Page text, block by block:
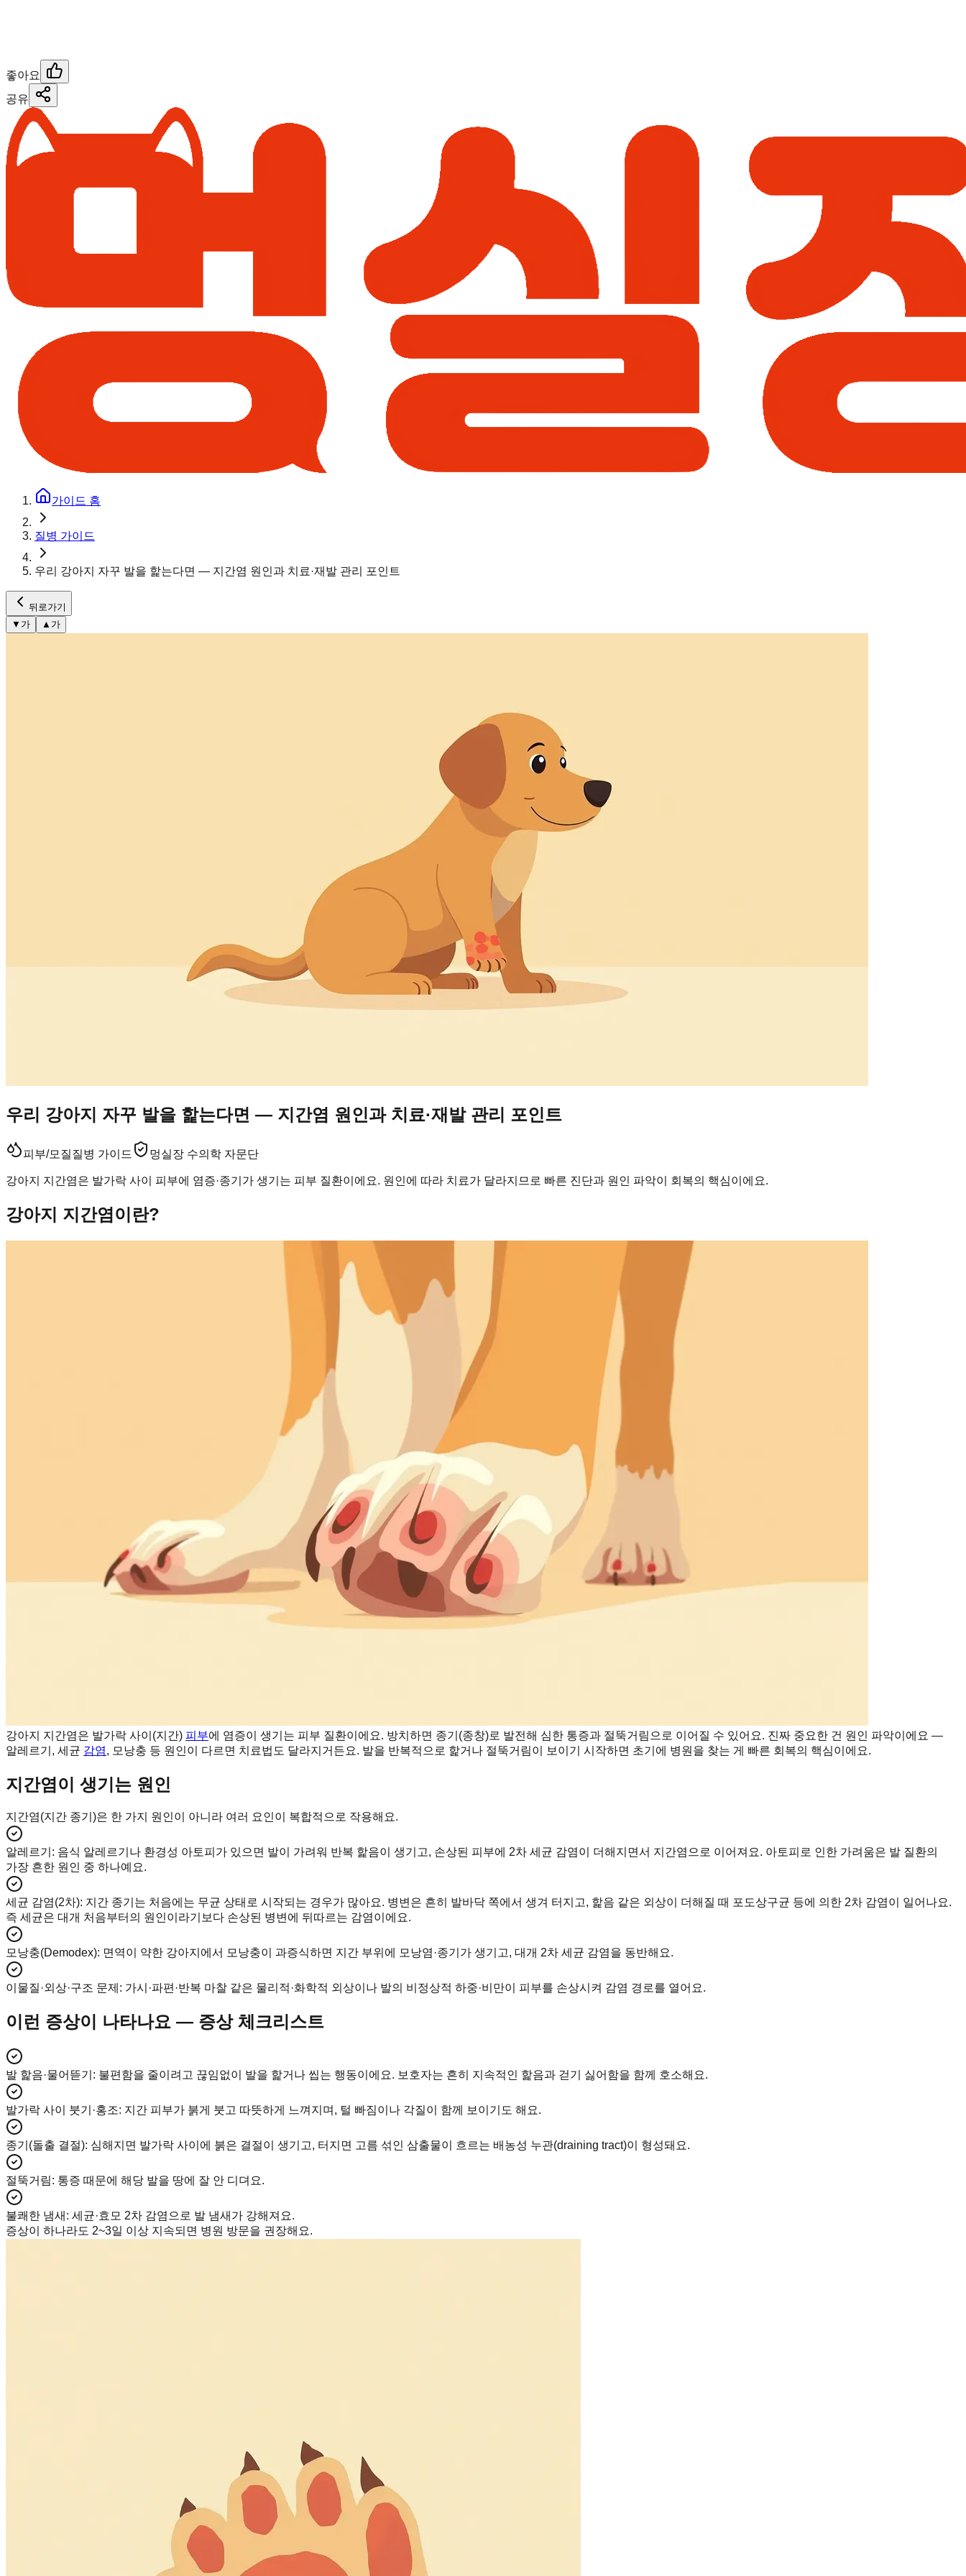
좋아요
공유
가이드 홈
질병 가이드
우리 강아지 자꾸 발을 핥는다면 — 지간염 원인과 치료·재발 관리 포인트
뒤로가기
▼ 가 ▲ 가
우리 강아지 자꾸 발을 핥는다면 — 지간염 원인과 치료·재발 관리 포인트
피부/모질질병 가이드 멍실장 수의학 자문단
강아지 지간염은 발가락 사이 피부에 염증·종기가 생기는 피부 질환이에요. 원인에 따라 치료가 달라지므로 빠른 진단과 원인 파악이 회복의 핵심이에요.
강아지 지간염이란?
강아지 지간염은 발가락 사이(지간) 피부에 염증이 생기는 피부 질환이에요. 방치하면 종기(종창)로 발전해 심한 통증과 절뚝거림으로 이어질 수 있어요. 진짜 중요한 건 원인 파악이에요 —
알레르기, 세균 감염, 모낭충 등 원인이 다르면 치료법도 달라지거든요. 발을 반복적으로 핥거나 절뚝거림이 보이기 시작하면 초기에 병원을 찾는 게 빠른 회복의 핵심이에요.
지간염이 생기는 원인
지간염(지간 종기)은 한 가지 원인이 아니라 여러 요인이 복합적으로 작용해요.
알레르기 : 음식 알레르기나 환경성 아토피가 있으면 발이 가려워 반복 핥음이 생기고, 손상된 피부에 2차 세균 감염이 더해지면서 지간염으로 이어져요. 아토피로 인한 가려움은 발 질환의
가장 흔한 원인 중 하나예요.
세균 감염(2차): 지간 종기는 처음에는 무균 상태로 시작되는 경우가 많아요. 병변은 흔히 발바닥 쪽에서 생겨 터지고, 핥음 같은 외상이 더해질 때 포도상구균 등에 의한 2차 감염이 일어나요.
즉 세균은 대개 처음부터의 원인이라기보다 손상된 병변에 뒤따르는 감염이에요.
모낭충(Demodex): 면역이 약한 강아지에서 모낭충이 과증식하면 지간 부위에 모낭염·종기가 생기고, 대개 2차 세균 감염을 동반해요.
이물질·외상·구조 문제 : 가시·파편·반복 마찰 같은 물리적·화학적 외상이나 발의 비정상적 하중·비만이 피부를 손상시켜 감염 경로를 열어요.
이런 증상이 나타나요 — 증상 체크리스트
발 핥음·물어뜯기 : 불편함을 줄이려고 끊임없이 발을 핥거나 씹는 행동이에요. 보호자는 흔히 지속적인 핥음과 걷기 싫어함을 함께 호소해요.
발가락 사이 붓기·홍조: 지간 피부가 붉게 붓고 따뜻하게 느껴지며, 털 빠짐이나 각질이 함께 보이기도 해요.
종기(돌출 결절): 심해지면 발가락 사이에 붉은 결절이 생기고, 터지면 고름 섞인 삼출물이 흐르는 배농성 누관(draining tract)이 형성돼요.
절뚝거림: 통증 때문에 해당 발을 땅에 잘 안 디뎌요.
불쾌한 냄새 : 세균·효모 2차 감염으로 발 냄새가 강해져요.
증상이 하나라도 2~3일 이상 지속되면 병원 방문을 권장해요.